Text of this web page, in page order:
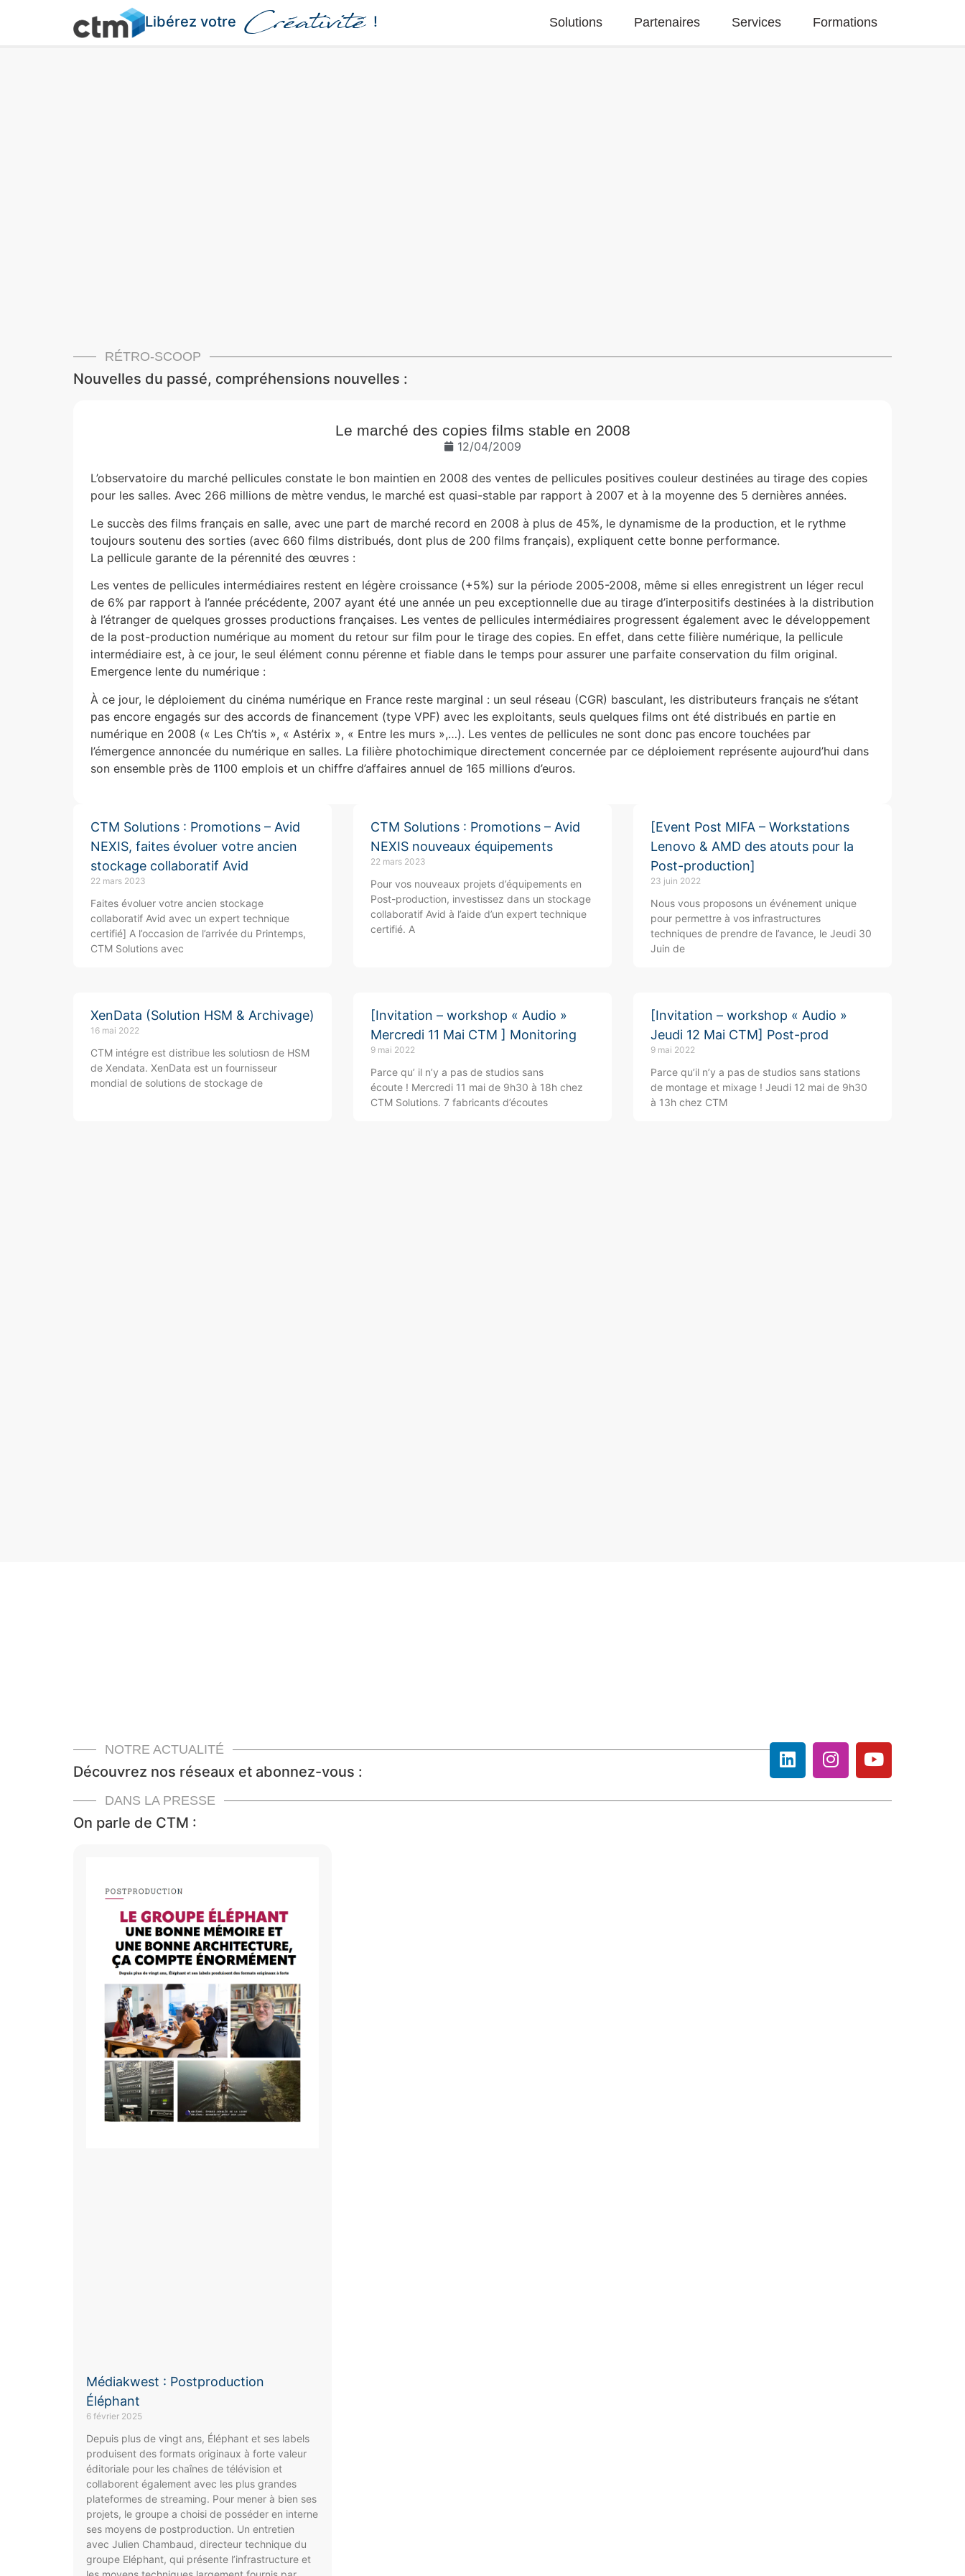
Libérez votre Créativité ! Solutions Partenaires Services Formations
RÉTRO-SCOOP
Nouvelles du passé, compréhensions nouvelles :
Le marché des copies films stable en 2008
12/04/2009
L’observatoire du marché pellicules constate le bon maintien en 2008 des ventes de pellicules positives couleur destinées au tirage des copies
pour les salles. Avec 266 millions de mètre vendus, le marché est quasi-stable par rapport à 2007 et à la moyenne des 5 dernières années.
Le succès des films français en salle, avec une part de marché record en 2008 à plus de 45%, le dynamisme de la production, et le rythme
toujours soutenu des sorties (avec 660 films distribués, dont plus de 200 films français), expliquent cette bonne performance.
La pellicule garante de la pérennité des œuvres :
Les ventes de pellicules intermédiaires restent en légère croissance (+5%) sur la période 2005-2008, même si elles enregistrent un léger recul
de 6% par rapport à l’année précédente, 2007 ayant été une année un peu exceptionnelle due au tirage d’interpositifs destinées à la distribution
à l’étranger de quelques grosses productions françaises. Les ventes de pellicules intermédiaires progressent également avec le développement
de la post-production numérique au moment du retour sur film pour le tirage des copies. En effet, dans cette filière numérique, la pellicule
intermédiaire est, à ce jour, le seul élément connu pérenne et fiable dans le temps pour assurer une parfaite conservation du film original.
Emergence lente du numérique :
À ce jour, le déploiement du cinéma numérique en France reste marginal : un seul réseau (CGR) basculant, les distributeurs français ne s’étant
pas encore engagés sur des accords de financement (type VPF) avec les exploitants, seuls quelques films ont été distribués en partie en
numérique en 2008 (« Les Ch’tis », « Astérix », « Entre les murs »,…). Les ventes de pellicules ne sont donc pas encore touchées par
l’émergence annoncée du numérique en salles. La filière photochimique directement concernée par ce déploiement représente aujourd’hui dans
son ensemble près de 1100 emplois et un chiffre d’affaires annuel de 165 millions d’euros.
CTM Solutions : Promotions – Avid
NEXIS, faites évoluer votre ancien
stockage collaboratif Avid
22 mars 2023
Faites évoluer votre ancien stockage
collaboratif Avid avec un expert technique
certifié] A l’occasion de l’arrivée du Printemps,
CTM Solutions avec
CTM Solutions : Promotions – Avid
NEXIS nouveaux équipements
22 mars 2023
Pour vos nouveaux projets d’équipements en
Post-production, investissez dans un stockage
collaboratif Avid à l’aide d’un expert technique
certifié. A
[Event Post MIFA – Workstations
Lenovo & AMD des atouts pour la
Post-production]
23 juin 2022
Nous vous proposons un événement unique
pour permettre à vos infrastructures
techniques de prendre de l’avance, le Jeudi 30
Juin de
XenData (Solution HSM & Archivage)
16 mai 2022
CTM intégre est distribue les solutiosn de HSM
de Xendata. XenData est un fournisseur
mondial de solutions de stockage de
[Invitation – workshop « Audio »
Mercredi 11 Mai CTM ] Monitoring
9 mai 2022
Parce qu’ il n’y a pas de studios sans
écoute ! Mercredi 11 mai de 9h30 à 18h chez
CTM Solutions. 7 fabricants d’écoutes
[Invitation – workshop « Audio »
Jeudi 12 Mai CTM] Post-prod
9 mai 2022
Parce qu’il n’y a pas de studios sans stations
de montage et mixage ! Jeudi 12 mai de 9h30
à 13h chez CTM
NOTRE ACTUALITÉ
Découvrez nos réseaux et abonnez-vous :
DANS LA PRESSE
On parle de CTM :
Médiakwest : Postproduction
Éléphant
6 février 2025
Depuis plus de vingt ans, Éléphant et ses labels
produisent des formats originaux à forte valeur
éditoriale pour les chaînes de télévision et
collaborent également avec les plus grandes
plateformes de streaming. Pour mener à bien ses
projets, le groupe a choisi de posséder en interne
ses moyens de postproduction. Un entretien
avec Julien Chambaud, directeur technique du
groupe Eléphant, qui présente l’infrastructure et